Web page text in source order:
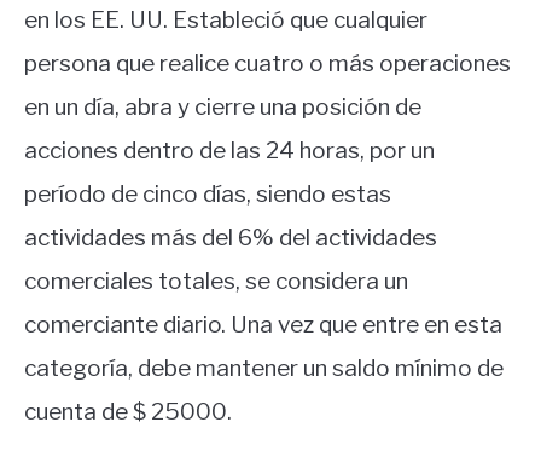
en los EE. UU. Estableció que cualquier
persona que realice cuatro o más operaciones
en un día, abra y cierre una posición de
acciones dentro de las 24 horas, por un
período de cinco días, siendo estas
actividades más del 6% del actividades
comerciales totales, se considera un
comerciante diario. Una vez que entre en esta
categoría, debe mantener un saldo mínimo de
cuenta de $ 25000.